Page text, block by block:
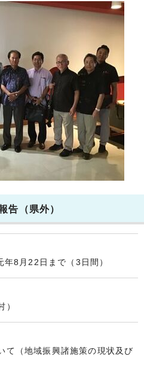
告（県外）
8月22日まで（3日間）
）
て（地域振興諸施策の現状及び